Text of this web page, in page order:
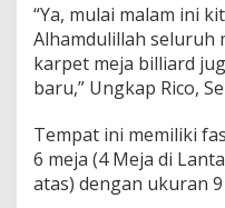
r
g
a
2
0
i
b
u
“Ya, mulai malam ini
Alhamdulillah seluruh
karpet meja billiard
baru,” Ungkap Rico,
Tempat ini memiliki
6 meja (4 Meja di
atas) dengan ukuran